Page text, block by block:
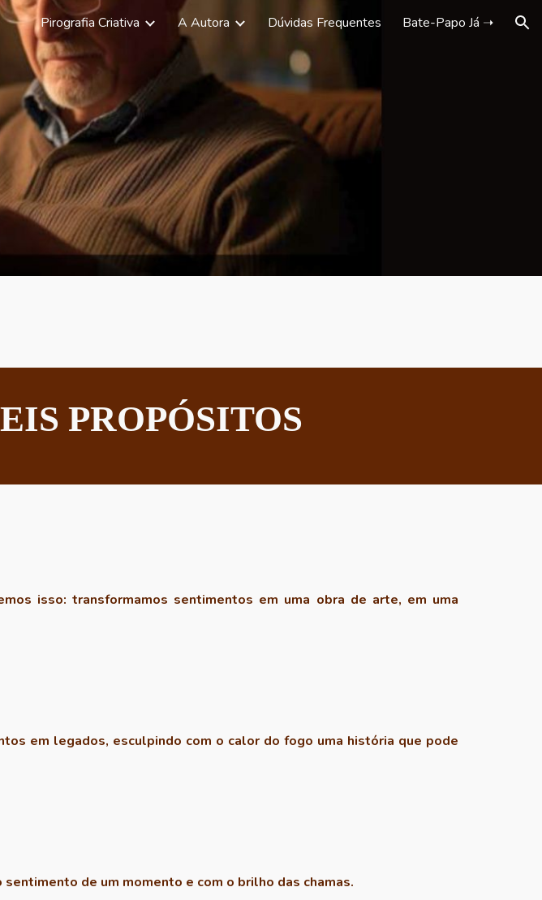
Skip to navigation
Pirografia Criativa A Autora Dúvidas Frequentes Bate-Papo Já ➝
PROPÓSITOS
isso: transformamos sentimentos em uma obra de arte, em uma
em legados, esculpindo com o calor do fogo uma história que pode
de um momento e com o brilho das chamas.